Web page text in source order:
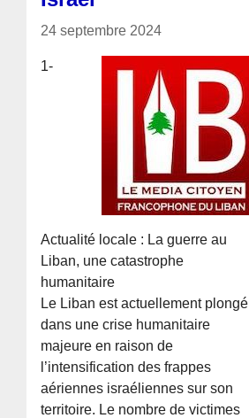
24 septembre 2024
1-
Actualité locale : La guerre au
Liban, une catastrophe
humanitaire
Le Liban est actuellement plongé
dans une crise humanitaire
majeure en raison de
l’intensification des frappes
aériennes israéliennes sur son
territoire. Le nombre de victimes